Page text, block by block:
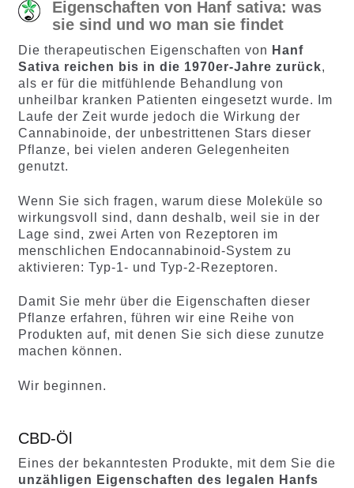
Eigenschaften von Hanf sativa: was
sie sind und wo man sie findet
Die therapeutischen Eigenschaften von Hanf
Sativa reichen bis in die 1970er-Jahre zurück,
als er für die mitfühlende Behandlung von
unheilbar kranken Patienten eingesetzt wurde. Im
Laufe der Zeit wurde jedoch die Wirkung der
Cannabinoide, der unbestrittenen Stars dieser
Pflanze, bei vielen anderen Gelegenheiten
genutzt.
Wenn Sie sich fragen, warum diese Moleküle so
wirkungsvoll sind, dann deshalb, weil sie in der
Lage sind, zwei Arten von Rezeptoren im
menschlichen Endocannabinoid-System zu
aktivieren: Typ-1- und Typ-2-Rezeptoren.
Damit Sie mehr über die Eigenschaften dieser
Pflanze erfahren, führen wir eine Reihe von
Produkten auf, mit denen Sie sich diese zunutze
machen können.
Wir beginnen.
CBD-Öl
Eines der bekanntesten Produkte, mit dem Sie die
unzähligen Eigenschaften des legalen Hanfs